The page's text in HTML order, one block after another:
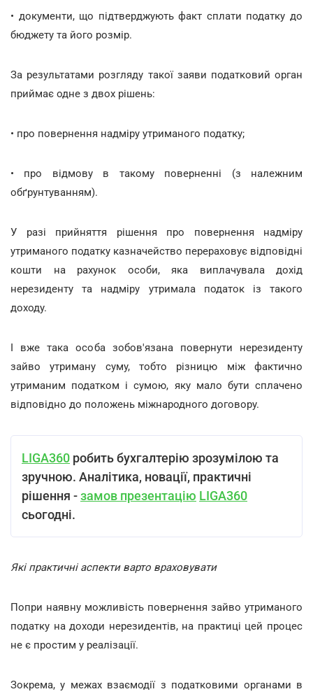
• документи, що підтверджують факт сплати податку до
бюджету та його розмір.
За результатами розгляду такої заяви податковий орган
приймає одне з двох рішень:
• про повернення надміру утриманого податку;
• про відмову в такому поверненні (з належним
обґрунтуванням).
У разі прийняття рішення про повернення надміру
утриманого податку казначейство перераховує відповідні
кошти на рахунок особи, яка виплачувала дохід
нерезиденту та надміру утримала податок із такого
доходу.
І вже така особа зобов'язана повернути нерезиденту
зайво утриману суму, тобто різницю між фактично
утриманим податком і сумою, яку мало бути сплачено
відповідно до положень міжнародного договору.
LIGA360 робить бухгалтерію зрозумілою та
зручною. Аналітика, новації, практичні
рішення -замов презентацію LIGA360
сьогодні.
Які практичні аспекти варто враховувати
Попри наявну можливість повернення зайво утриманого
податку на доходи нерезидентів, на практиці цей процес
не є простим у реалізації.
Зокрема, у межах взаємодії з податковими органами в